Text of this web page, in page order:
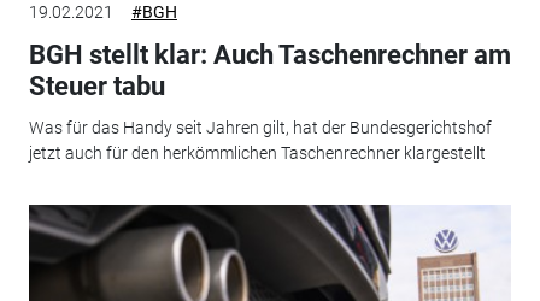
19.02.2021 #BGH
BGH stellt klar: Auch Taschenrechner am
Steuer tabu
Was für das Handy seit Jahren gilt, hat der Bundesgerichtshof
jetzt auch für den herkömmlichen Taschenrechner klargestellt